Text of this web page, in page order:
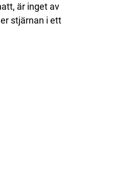
är inget av
stjärnan i ett